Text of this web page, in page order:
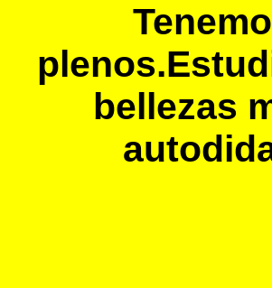
bellezas